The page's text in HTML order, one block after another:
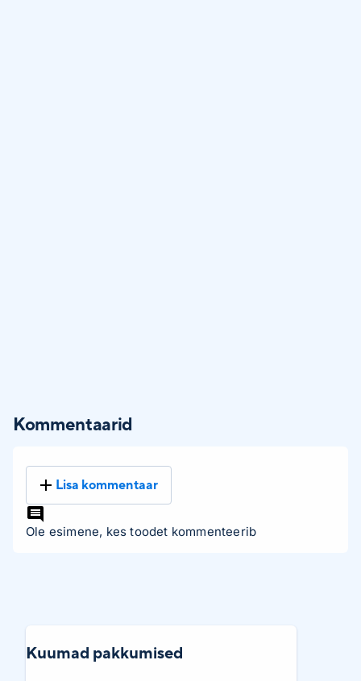
Kommentaarid
Lisa kommentaar
Ole esimene, kes toodet kommenteerib
Kuumad pakkumised